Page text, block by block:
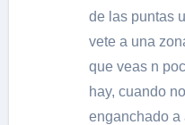
de las puntas
vete a una
que veas n
hay, cuando
enganchado a